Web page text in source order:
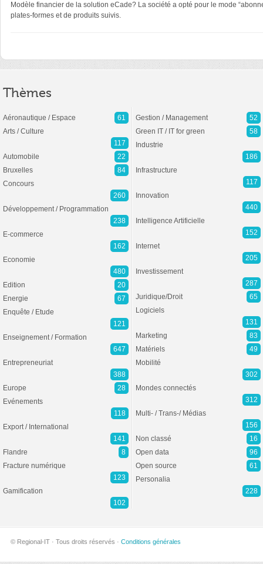
Modèle financier de la solution eCade? La société a opté pour le mode
plates-formes et de produits suivis.
Thèmes
Aéronautique / Espace
61
Arts / Culture
117
Automobile
22
Bruxelles
84
Concours
260
Développement / Programmation
238
E-commerce
162
Economie
480
Edition
20
Energie
67
Enquête / Etude
121
Enseignement / Formation
647
Entrepreneuriat
388
Europe
28
Evénements
118
Export / International
141
Flandre
8
Fracture numérique
123
Gamification
102
Gestion / Management
52
Green IT / IT for green
58
Industrie
186
Infrastructure
117
Innovation
440
Intelligence Artificielle
152
Internet
205
Investissement
287
Juridique/Droit
65
Logiciels
131
Marketing
83
Matériels
49
Mobilité
302
Mondes connectés
312
Multi- / Trans-/ Médias
156
Non classé
16
Open data
96
Open source
61
Personalia
228
© Regional-IT · Tous droits réservés · Conditions générales